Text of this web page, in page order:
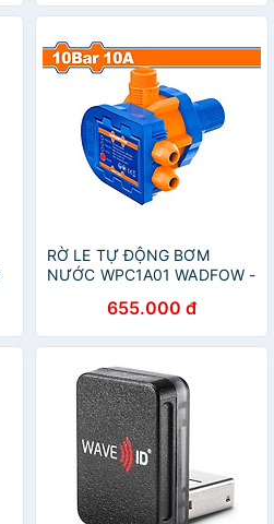
RỜ LE TỰ ĐỘNG BƠM
NƯỚC WPC1A01 WADFOW -
655.000 đ